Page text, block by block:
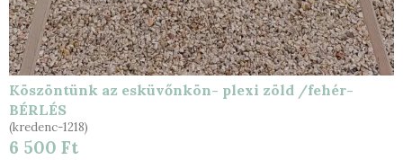
Köszöntünk az esküvőnkön- plexi zöld /fehér-
BÉRLÉS
(kredenc-1218)
6 500 Ft